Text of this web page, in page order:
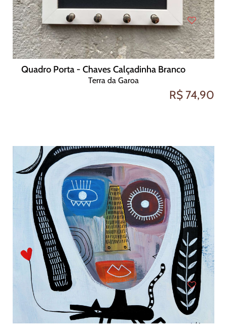
Quadro Porta - Chaves Calçadinha Branco
Terra da Garoa
R$ 74,90